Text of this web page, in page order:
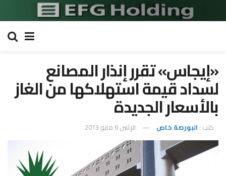
«إيجاس» تقرر إنذار المصانع
لسداد قيمة استهلاكها من الغاز
بالأسعار الجديدة
كتب : البورصة خاص الإثنين 6 مايو 2013